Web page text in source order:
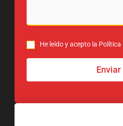
He leído y acepto la